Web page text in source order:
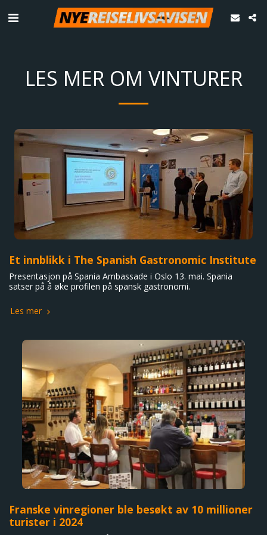
LES MER OM VINTURER
Et innblikk i The Spanish Gastronomic Institute
Presentasjon på Spania Ambassade i Oslo 13. mai. Spania
satser på å øke profilen på spansk gastronomi.
Les mer
Franske vinregioner ble besøkt av 10 millioner
turister i 2024